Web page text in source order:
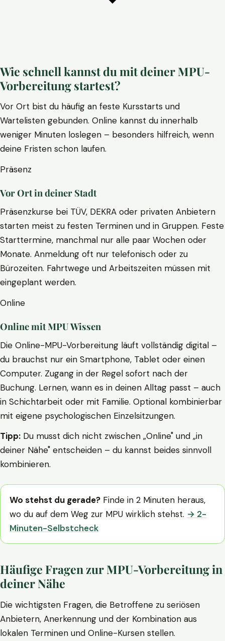
Wie schnell kannst du mit deiner MPU-
Vorbereitung startest?
Vor Ort bist du häufig an feste Kursstarts und
Wartelisten gebunden. Online kannst du innerhalb
weniger Minuten loslegen – besonders hilfreich, wenn
deine Fristen schon laufen.
Präsenz
Vor Ort in deiner Stadt
Präsenzkurse bei TÜV, DEKRA oder privaten Anbietern
starten meist zu festen Terminen und in Gruppen. Feste
Starttermine, manchmal nur alle paar Wochen oder
Monate. Anmeldung oft nur telefonisch oder zu
Bürozeiten. Fahrtwege und Arbeitszeiten müssen mit
eingeplant werden.
Online
Online mit MPU Wissen
Die Online-MPU-Vorbereitung läuft vollständig digital –
du brauchst nur ein Smartphone, Tablet oder einen
Computer. Zugang in der Regel sofort nach der
Buchung. Lernen, wann es in deinen Alltag passt – auch
in Schichtarbeit oder mit Familie. Optional kombinierbar
mit eigene psychologischen Einzelsitzungen.
Tipp: Du musst dich nicht zwischen „Online" und „in
deiner Nähe" entscheiden – du kannst beides sinnvoll
kombinieren.
Wo stehst du gerade? Finde in 2 Minuten heraus,
wo du auf dem Weg zur MPU wirklich stehst. → 2-
Minuten-Selbstcheck
Häufige Fragen zur MPU-Vorbereitung in
deiner Nähe
Die wichtigsten Fragen, die Betroffene zu seriösen
Anbietern, Anerkennung und der Kombination aus
lokalen Terminen und Online-Kursen stellen.